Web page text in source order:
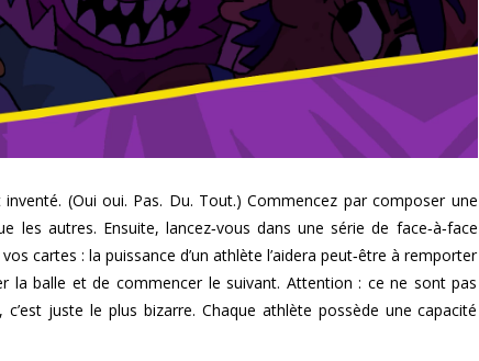
(Oui oui. Pas. Du. Tout.) Commencez par composer une
autres. Ensuite, lancez‑vous dans une série de face‑à‑face
cartes : la puissance d’un athlète l’aidera peut‑être à remporter
la balle et de commencer le suivant. Attention : ce ne sont pas
juste le plus bizarre. Chaque athlète possède une capacité